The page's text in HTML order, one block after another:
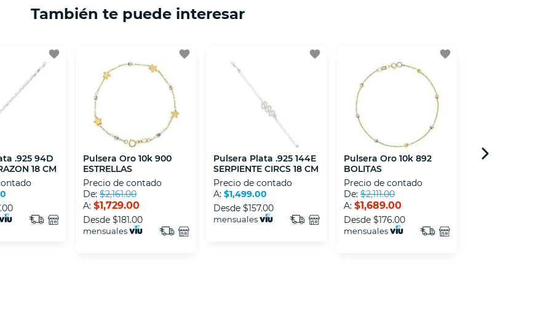
También te puede interesar
favorite
.925 94D
18 CM
favorite
Pulsera Oro 10k 900
ESTRELLAS
Precio de contado
De: $2,161.00
A: $1,729.00
Desde $181.00
mensuales
favorite
Pulsera Plata .925 144E
SERPIENTE CIRCS 18 CM
Precio de contado
A: $1,499.00
Desde $157.00
mensuales
favorite
Pulsera Oro 10k 892
BOLITAS
Precio de contado
De: $2,111.00
A: $1,689.00
Desde $176.00
mensuales
Pulsera Oro 10k